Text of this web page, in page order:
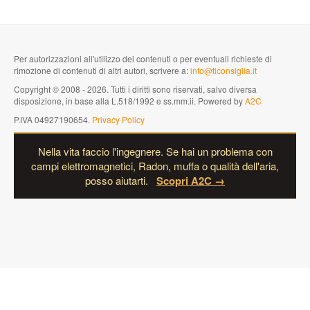
Per autorizzazioni all'utilizzo dei contenuti o per eventuali richieste di
rimozione di contenuti di altri autori, scrivere a:info@ticonsiglia.it
Copyright © 2008 - 2026. Tutti i diritti sono riservati, salvo diversa
disposizione, in base alla L.518/1992 e ss.mm.ii. Powered byA2C
P.IVA 04927190654. Privacy Policy
Nella vita faccio l'ingegnere. Se hai un problema con
campi elettromagnetici, Radon, muffa o qualità dell'aria,
posso aiutarti.
Scopri A2C →